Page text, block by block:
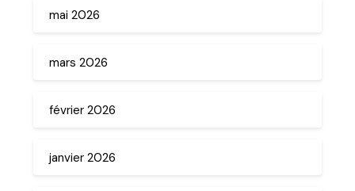
mai 2026
mars 2026
février 2026
janvier 2026